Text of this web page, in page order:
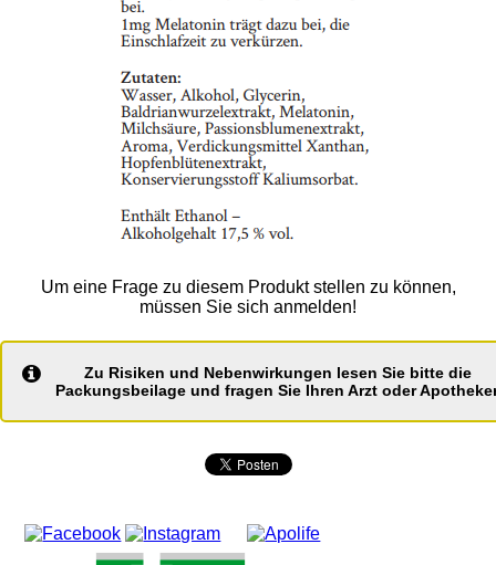
Um eine Frage zu diesem Produkt stellen zu können,
müssen Sie sich anmelden!
Zu Risiken und Nebenwirkungen lesen Sie bitte die
Packungsbeilage und fragen Sie Ihren Arzt oder